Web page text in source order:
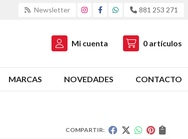
Newsletter 881 253 271
Mi cuenta 0 artículos
MARCAS NOVEDADES CONTACTO
COMPARTIR: